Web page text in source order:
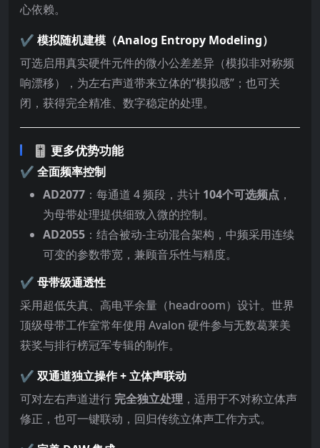
心依赖。
✔️ 模拟随机建模（Analog Entropy Modeling）
可选启用真实硬件元件的微小公差差异（模拟非对称频
响漂移），为左右声道带来立体的“模拟感”；也可关
闭，获得完全精准、数字稳定的处理。
🎚 更多优势功能
✔️ 全面频率控制
AD2077 ：每通道 4 频段，共计 104个可选频点 ，
为母带处理提供细致入微的控制。
AD2055 ：结合被动-主动混合架构，中频采用连续
可变的参数带宽，兼顾音乐性与精度。
✔️ 母带级通透性
采用超低失真、高电平余量（headroom）设计。世界
顶级母带工作室常年使用 Avalon 硬件参与无数葛莱美
获奖与排行榜冠军专辑的制作。
✔️ 双通道独立操作 + 立体声联动
可对左右声道进行 完全独立处理 ，适用于不对称立体声
修正，也可一键联动，回归传统立体声工作方式。